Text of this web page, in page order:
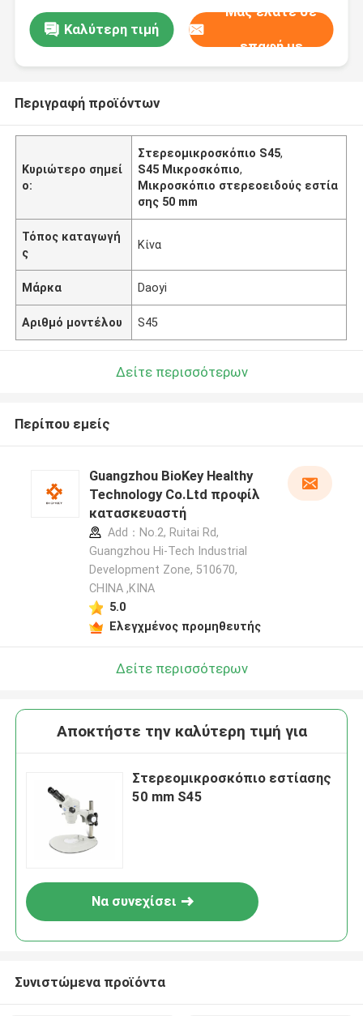
Καλύτερη τιμή
Μας ελάτε σε
επαφή με
Περιγραφή προϊόντων
Κυριώτερο σημεί
ο:
Στερεομικροσκόπιο S45,
S45 Μικροσκόπιο,
Μικροσκόπιο στερεοειδούς εστία
σης 50 mm
Τόπος καταγωγή
ς
Κίνα
Μάρκα Daoyi
Αριθμό μοντέλου S45
Δείτε περισσότερων
Περίπου εμείς
Guangzhou BioKey Healthy
Technology Co.Ltd προφίλ
κατασκευαστή
Add：No.2, Ruitai Rd,
Guangzhou Hi-Tech Industrial
Development Zone, 510670,
CHINA ,ΚΙΝΑ
5.0
Ελεγχμένος προμηθευτής
Δείτε περισσότερων
Αποκτήστε την καλύτερη τιμή για
Στερεομικροσκόπιο εστίασης
50 mm S45
Να συνεχίσει
Συνιστώμενα προϊόντα